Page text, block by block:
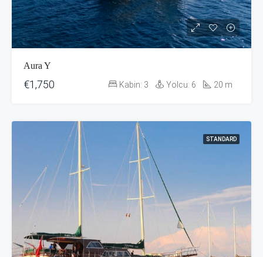
Aura Y
€1,750 Kabin: 3 Yolcu: 6 20 m
STANDARD